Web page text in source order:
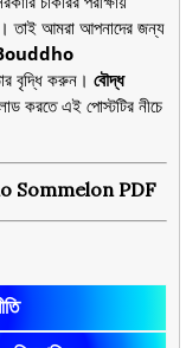
তাই আমরা আপনাদের জন্য
বৃদ্ধি করুন। বৌদ্ধ
করতে এই পোস্টটির নীচে
Sommelon PDF